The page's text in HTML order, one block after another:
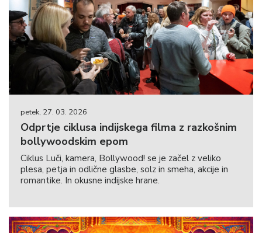
petek, 27. 03. 2026
Odprtje ciklusa indijskega filma z razkošnim
bollywoodskim epom
Ciklus Luči, kamera, Bollywood! se je začel z veliko
plesa, petja in odlične glasbe, solz in smeha, akcije in
romantike. In okusne indijske hrane.